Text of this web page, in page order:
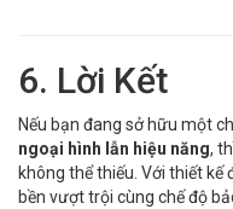
6. Lời Kết
Nếu bạn đang sở hữu một
ngoại hình lẫn hiệu năng,
không thể thiếu. Với thiết kế
bền vượt trội cùng chế độ